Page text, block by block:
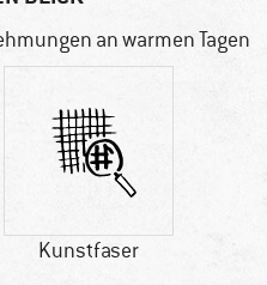
an warmen Tagen
Kunstfaser